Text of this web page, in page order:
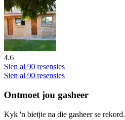
4.6
Sien al 90 resensies
Sien al 90 resensies
Ontmoet jou gasheer
Kyk 'n bietjie na die gasheer se rekord.